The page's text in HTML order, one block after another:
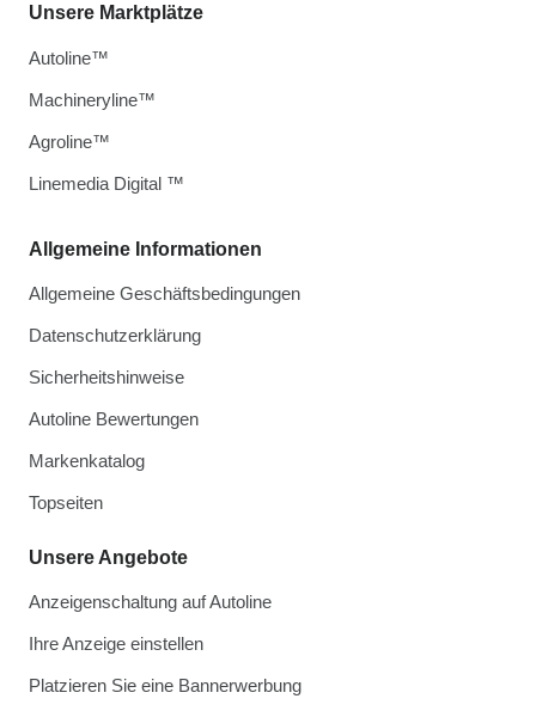
Allgemeine Informationen
Allgemeine Geschäftsbedingungen
Datenschutzerklärung
Sicherheitshinweise
Autoline Bewertungen
Markenkatalog
Topseiten
Unsere Angebote
Anzeigenschaltung auf Autoline
Ihre Anzeige einstellen
Platzieren Sie eine Bannerwerbung
Unsere Marktplätze
Autoline™
Machineryline™
Agroline™
Linemedia Digital ™